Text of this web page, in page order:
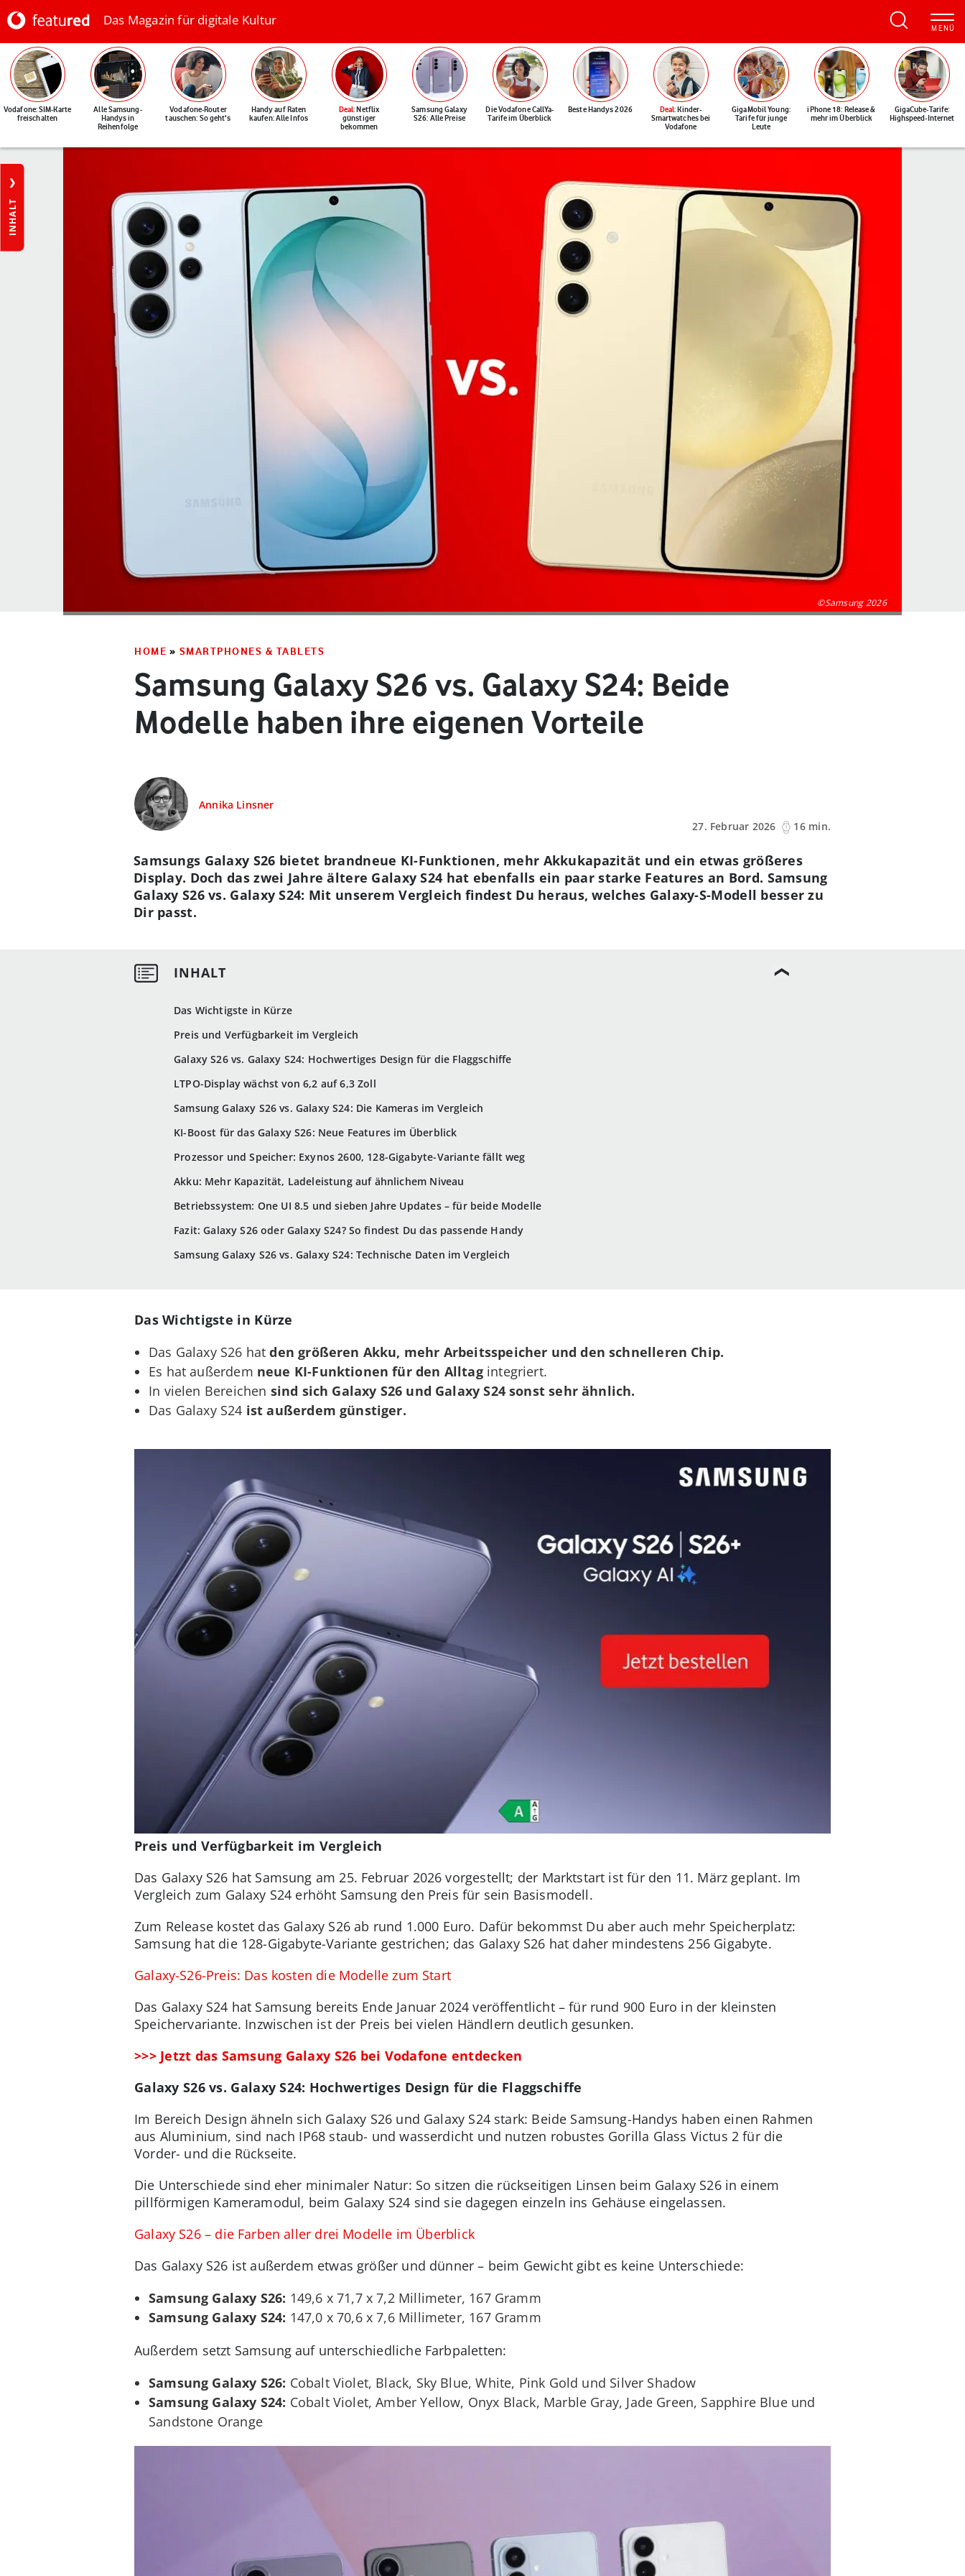
Das Magazin für digitale Kultur
Vodafone: SIM-Karte
freischalten
Alle Samsung-
Handys in
Reihenfolge
Vodafone-Router
tauschen: So geht's
Handy auf Raten
kaufen: Alle Infos
Deal: Netflix
günstiger
bekommen
Samsung Galaxy
S26: Alle Preise
Die Vodafone CallYa-
Tarife im Überblick
Beste Handys 2026 Deal: Kinder-
Smartwatches bei
Vodafone
GigaMobil Young:
Tarife für junge
Leute
iPhone 18: Release &
mehr im Überblick
GigaCube-Tarife:
Highspeed-Internet
INHALT
©Samsung 2026
HOME » SMARTPHONES & TABLETS
Samsung Galaxy S26 vs. Galaxy S24: Beide
Modelle haben ihre eigenen Vorteile
Annika Linsner
27. Februar 2026
16 min.
Das Wichtigste in Kürze
Preis und Verfügbarkeit im Vergleich
Galaxy S26 vs. Galaxy S24: Hochwertiges Design für die Flaggschiffe
LTPO-Display wächst von 6,2 auf 6,3 Zoll
Samsung Galaxy S26 vs. Galaxy S24: Die Kameras im Vergleich
KI-Boost für das Galaxy S26: Neue Features im Überblick
Prozessor und Speicher: Exynos 2600, 128-Gigabyte-Variante fällt weg
Akku: Mehr Kapazität, Ladeleistung auf ähnlichem Niveau
Betriebssystem: One UI 8.5 und sieben Jahre Updates – für beide Modelle
Fazit: Galaxy S26 oder Galaxy S24? So findest Du das passende Handy
Samsung Galaxy S26 vs. Galaxy S24: Technische Daten im Vergleich
Samsungs Galaxy S26 bietet brandneue KI-Funktionen, mehr Akkukapazität und ein etwas größeres
Display. Doch das zwei Jahre ältere Galaxy S24 hat ebenfalls ein paar starke Features an Bord. Samsung
Galaxy S26 vs. Galaxy S24: Mit unserem Vergleich findest Du heraus, welches Galaxy-S-Modell besser zu
Dir passt.
Das Wichtigste in Kürze
Das Galaxy S26 hatden größeren Akku, mehr Arbeitsspeicher und den schnelleren Chip.
Es hat außerdem neue KI-Funktionen für den Alltagintegriert.
In vielen Bereichen sind sich Galaxy S26 und Galaxy S24 sonst sehr ähnlich.
Das Galaxy S24 ist außerdem günstiger.
Preis und Verfügbarkeit im Vergleich
Das Galaxy S26 hat Samsung am 25. Februar 2026 vorgestellt; der Marktstart ist für den 11. März geplant. Im
Vergleich zum Galaxy S24 erhöht Samsung den Preis für sein Basismodell.
Zum Release kostet das Galaxy S26 ab rund 1.000 Euro. Dafür bekommst Du aber auch mehr Speicherplatz:
Samsung hat die 128-Gigabyte-Variante gestrichen; das Galaxy S26 hat daher mindestens 256 Gigabyte.
Galaxy-S26-Preis: Das kosten die Modelle zum Start
Das Galaxy S24 hat Samsung bereits Ende Januar 2024 veröffentlicht – für rund 900 Euro in der kleinsten
Speichervariante. Inzwischen ist der Preis bei vielen Händlern deutlich gesunken.
>>> Jetzt das Samsung Galaxy S26 bei Vodafone entdecken
Galaxy S26 vs. Galaxy S24: Hochwertiges Design für die Flaggschiffe
Im Bereich Design ähneln sich Galaxy S26 und Galaxy S24 stark: Beide Samsung-Handys haben einen Rahmen
aus Aluminium, sind nach IP68 staub- und wasserdicht und nutzen robustes Gorilla Glass Victus 2 für die
Vorder- und die Rückseite.
Die Unterschiede sind eher minimaler Natur: So sitzen die rückseitigen Linsen beim Galaxy S26 in einem
pillförmigen Kameramodul, beim Galaxy S24 sind sie dagegen einzeln ins Gehäuse eingelassen.
Galaxy S26 – die Farben aller drei Modelle im Überblick
Das Galaxy S26 ist außerdem etwas größer und dünner – beim Gewicht gibt es keine Unterschiede:
Samsung Galaxy S26: 149,6 x 71,7 x 7,2 Millimeter, 167 Gramm
Samsung Galaxy S24: 147,0 x 70,6 x 7,6 Millimeter, 167 Gramm
Außerdem setzt Samsung auf unterschiedliche Farbpaletten:
Samsung Galaxy S26: Cobalt Violet, Black, Sky Blue, White, Pink Gold und Silver Shadow
Samsung Galaxy S24: Cobalt Violet, Amber Yellow, Onyx Black, Marble Gray, Jade Green, Sapphire Blue und
Sandstone Orange